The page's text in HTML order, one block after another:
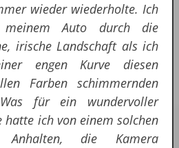
wieder wiederholte. Ich
Auto durch die
irische Landschaft als ich
engen Kurve diesen
Farben schimmernden
für ein wundervoller
hatte ich von einem solchen
die Kamera